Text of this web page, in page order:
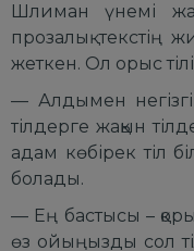
Шлиман үнемі
прозалық текстің
жеткен. Ол орыс
— Алдымен
тілдерге жақын
адам көбірек тіл
болады.
— Ең бастысы –
өз ойыңызды сол